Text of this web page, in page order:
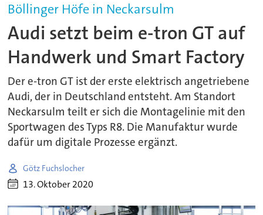
Böllinger Höfe in Neckarsulm
Audi setzt beim e-tron GT auf
Handwerk und Smart Factory
Der e-tron GT ist der erste elektrisch angetriebene
Audi, der in Deutschland entsteht. Am Standort
Neckarsulm teilt er sich die Montagelinie mit den
Sportwagen des Typs R8. Die Manufaktur wurde
dafür um digitale Prozesse ergänzt.
Götz Fuchslocher
13. Oktober 2020